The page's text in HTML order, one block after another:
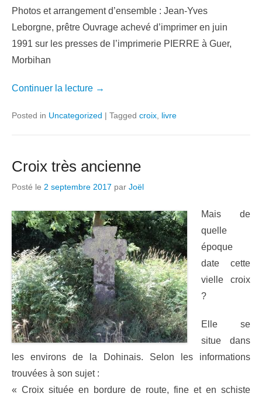
Photos et arrangement d’ensemble : Jean-Yves
Leborgne, prêtre Ouvrage achevé d’imprimer en juin
1991 sur les presses de l’imprimerie PIERRE à Guer,
Morbihan
Continuer la lecture →
Posted in Uncategorized | Tagged croix livre
Croix très ancienne
Posté le 2 septembre 2017 par Joël
Mais de
quelle
époque
date cette
vielle croix
?
Elle se
situe dans
les environs de la Dohinais. Selon les informations
trouvées à son sujet :
« Croix située en bordure de route, fine et en schiste